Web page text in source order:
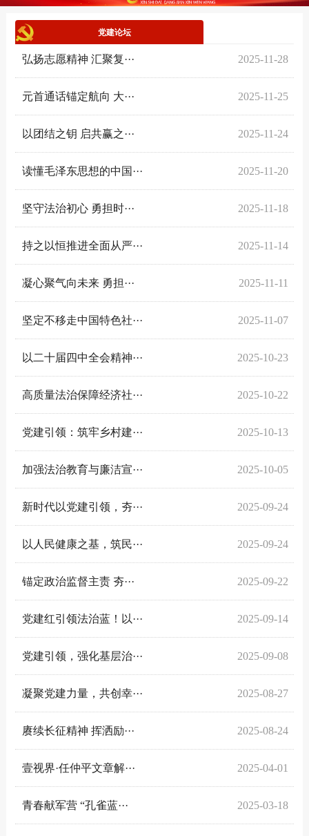
党建论坛
弘扬志愿精神 汇聚复··· 2025-11-28
元首通话锚定航向 大··· 2025-11-25
以团结之钥 启共赢之··· 2025-11-24
读懂毛泽东思想的中国··· 2025-11-20
坚守法治初心 勇担时··· 2025-11-18
持之以恒推进全面从严··· 2025-11-14
凝心聚气向未来 勇担··· 2025-11-11
坚定不移走中国特色社··· 2025-11-07
以二十届四中全会精神··· 2025-10-23
高质量法治保障经济社··· 2025-10-22
党建引领：筑牢乡村建··· 2025-10-13
加强法治教育与廉洁宣··· 2025-10-05
新时代以党建引领，夯··· 2025-09-24
以人民健康之基，筑民··· 2025-09-24
锚定政治监督主责 夯··· 2025-09-22
党建红引领法治蓝！以··· 2025-09-14
党建引领，强化基层治··· 2025-09-08
凝聚党建力量，共创幸··· 2025-08-27
赓续长征精神 挥洒励··· 2025-08-24
壹视界·任仲平文章解··· 2025-04-01
青春献军营 “孔雀蓝··· 2025-03-18